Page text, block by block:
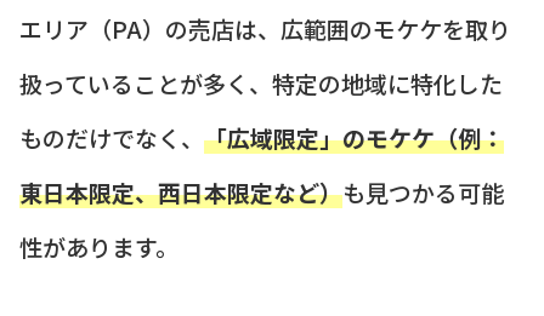
エリア（PA）の売店は、広範囲のモケケを取り
扱っていることが多く、特定の地域に特化した
ものだけでなく、 「広域限定」のモケケ（例：
東日本限定、西日本限定など）も見つかる可能
性があります。